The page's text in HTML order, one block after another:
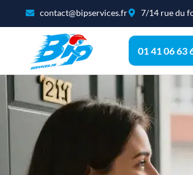
contact@bipservices.fr 7/14 rue du
01 41 06 63